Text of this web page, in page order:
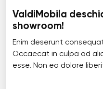
ValdiMobila
showroom!
Enim deserunt
Occaecat in culpa ad
esse. Non ea dolore